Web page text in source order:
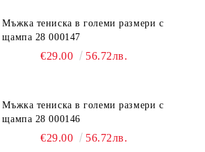
Мъжка тениска в големи размери с
щампа 28 000147
€29.00 56.72лв.
Мъжка тениска в големи размери с
щампа 28 000146
€29.00 56.72лв.